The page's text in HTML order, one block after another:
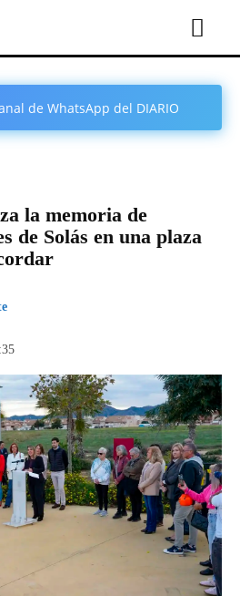
de WhatsApp del DIARIO
la memoria de
de Solás en una plaza